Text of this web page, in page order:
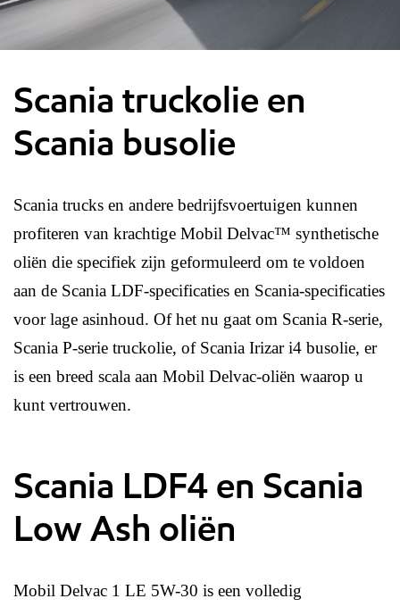
Scania truckolie en
Scania busolie
Scania trucks en andere bedrijfsvoertuigen kunnen
profiteren van krachtige Mobil Delvac™ synthetische
oliën die specifiek zijn geformuleerd om te voldoen
aan de Scania LDF-specificaties en Scania-specificaties
voor lage asinhoud. Of het nu gaat om Scania R-serie,
Scania P-serie truckolie, of Scania Irizar i4 busolie, er
is een breed scala aan Mobil Delvac-oliën waarop u
kunt vertrouwen.
Scania LDF4 en Scania
Low Ash oliën
Mobil Delvac 1 LE 5W-30 is een volledig